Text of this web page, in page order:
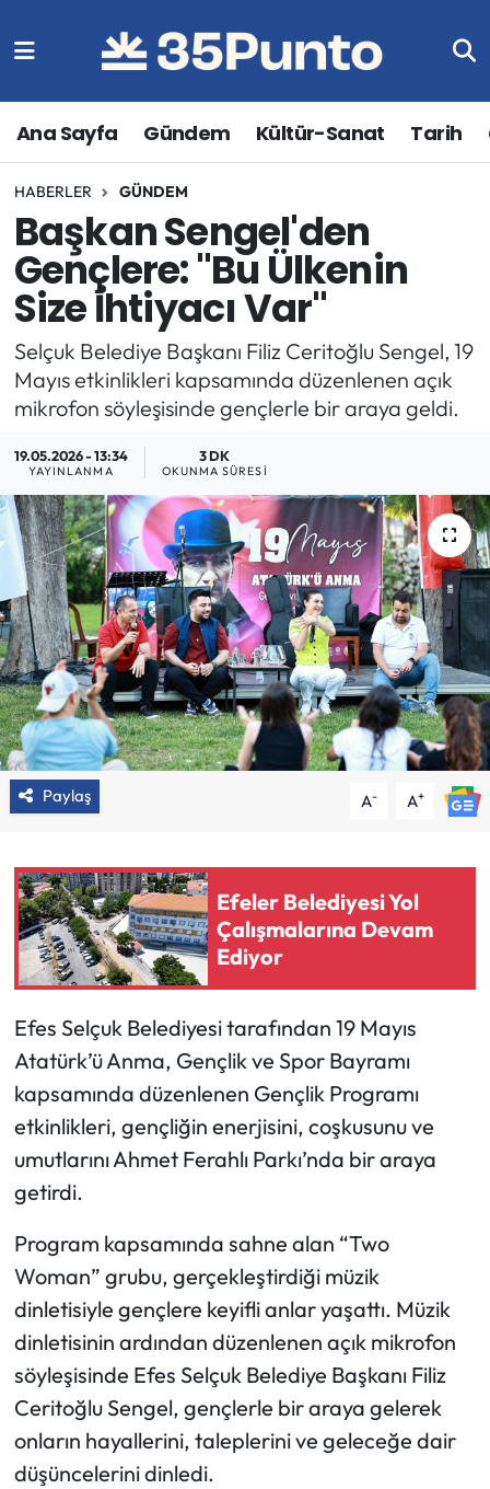
Ana Sayfa Gündem Kültür-Sanat Tarih
HABERLER GÜNDEM
Başkan Sengel'den
Gençlere: "Bu Ülkenin
Size İhtiyacı Var"
Selçuk Belediye Başkanı Filiz Ceritoğlu Sengel, 19
Mayıs etkinlikleri kapsamında düzenlenen açık
mikrofon söyleşisinde gençlerle bir araya geldi.
19.05.2026 - 13:34
YAYINLANMA
3 DK
OKUNMA SÜRESI
Paylaş A- A+
Efeler Belediyesi Yol
Çalışmalarına Devam
Ediyor
Efes Selçuk Belediyesi tarafından 19 Mayıs
Atatürk’ü Anma, Gençlik ve Spor Bayramı
kapsamında düzenlenen Gençlik Programı
etkinlikleri, gençliğin enerjisini, coşkusunu ve
umutlarını Ahmet Ferahlı Parkı’nda bir araya
getirdi.
Program kapsamında sahne alan “Two
Woman” grubu, gerçekleştirdiği müzik
dinletisiyle gençlere keyifli anlar yaşattı. Müzik
dinletisinin ardından düzenlenen açık mikrofon
söyleşisinde Efes Selçuk Belediye Başkanı Filiz
Ceritoğlu Sengel, gençlerle bir araya gelerek
onların hayallerini, taleplerini ve geleceğe dair
düşüncelerini dinledi.